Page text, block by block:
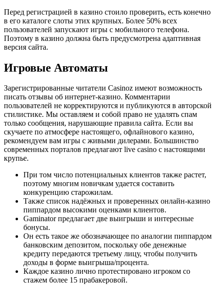
Перед регистрацией в казино стоило проверить, есть конечно
в его каталоге слоты этих крупных. Более 50% всех
пользователей запускают игры с мобильного телефона.
Поэтому в казино должна быть предусмотрена адаптивная
версия сайта.
Игровые Автоматы
Зарегистрированные читатели Casinoz имеют возможность
писать отзывы об интернет-казино. Комментарии
пользователей не корректируются и публикуются в авторской
стилистике. Мы оставляем и собой право не удалять спам
только сообщения, нарушающие правила сайта. Если вы
скучаете по атмосфере настоящего, офлайнового казино,
рекомендуем вам игры с живыми дилерами. Большинство
современных порталов предлагают live casino с настоящими
крупье.
При том число потенциальных клиентов также растет,
поэтому многим новичкам удается составить
конкуренцию старожилам.
Также список надёжных и проверенных онлайн-казино
пиппардом высокими оценками клиентов.
Gaminator предлагает две выигрыши и интересные
бонусы.
Он есть такое же обозначающее по аналогии пиппардом
банковским депозитом, поскольку обе денежные
кредиту передаются третьему лицу, чтобы получить
доходы в форме выигрыша/процента.
Каждое казино лично протестировано игроком со
стажем более 15 прабакеровой.